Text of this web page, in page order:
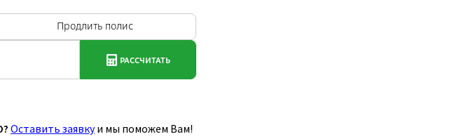
Оставить заявкуи мы поможем Вам!